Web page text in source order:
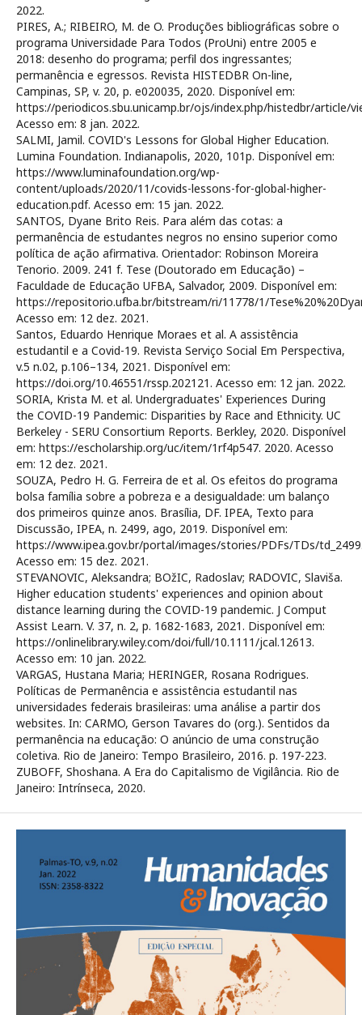
2022.
PIRES, A.; RIBEIRO, M. de O. Produções bibliográficas sobre o
programa Universidade Para Todos (ProUni) entre 2005 e
2018: desenho do programa; perfil dos ingressantes;
permanência e egressos. Revista HISTEDBR On-line,
Campinas, SP, v. 20, p. e020035, 2020. Disponível em:
https://periodicos.sbu.unicamp.br/ojs/index.php/histedbr/article/
Acesso em: 8 jan. 2022.
SALMI, Jamil. COVID's Lessons for Global Higher Education.
Lumina Foundation. Indianapolis, 2020, 101p. Disponível em:
https://www.luminafoundation.org/wp-
content/uploads/2020/11/covids-lessons-for-global-higher-
education.pdf. Acesso em: 15 jan. 2022.
SANTOS, Dyane Brito Reis. Para além das cotas: a
permanência de estudantes negros no ensino superior como
política de ação afirmativa. Orientador: Robinson Moreira
Tenorio. 2009. 241 f. Tese (Doutorado em Educação) –
Faculdade de Educação UFBA, Salvador, 2009. Disponível em:
https://repositorio.ufba.br/bitstream/ri/11778/1/
Acesso em: 12 dez. 2021.
Santos, Eduardo Henrique Moraes et al. A assistência
estudantil e a Covid-19. Revista Serviço Social Em Perspectiva,
v.5 n.02, p.106–134, 2021. Disponível em:
https://doi.org/10.46551/rssp.202121. Acesso em: 12 jan. 2022.
SORIA, Krista M. et al. Undergraduates' Experiences During
the COVID-19 Pandemic: Disparities by Race and Ethnicity. UC
Berkeley - SERU Consortium Reports. Berkley, 2020. Disponível
em: https://escholarship.org/uc/item/1rf4p547. 2020. Acesso
em: 12 dez. 2021.
SOUZA, Pedro H. G. Ferreira de et al. Os efeitos do programa
bolsa família sobre a pobreza e a desigualdade: um balanço
dos primeiros quinze anos. Brasília, DF. IPEA, Texto para
Discussão, IPEA, n. 2499, ago, 2019. Disponível em:
https://www.ipea.gov.br/portal/images/stories/PDFs/TDs/
Acesso em: 15 dez. 2021.
STEVANOVIC, Aleksandra; BOžIC, Radoslav; RADOVIC, Slaviša.
Higher education students' experiences and opinion about
distance learning during the COVID-19 pandemic. J Comput
Assist Learn. V. 37, n. 2, p. 1682-1683, 2021. Disponível em:
https://onlinelibrary.wiley.com/doi/full/10.1111/jcal.12613.
Acesso em: 10 jan. 2022.
VARGAS, Hustana Maria; HERINGER, Rosana Rodrigues.
Políticas de Permanência e assistência estudantil nas
universidades federais brasileiras: uma análise a partir dos
websites. In: CARMO, Gerson Tavares do (org.). Sentidos da
permanência na educação: O anúncio de uma construção
coletiva. Rio de Janeiro: Tempo Brasileiro, 2016. p. 197-223.
ZUBOFF, Shoshana. A Era do Capitalismo de Vigilância. Rio de
Janeiro: Intrínseca, 2020.